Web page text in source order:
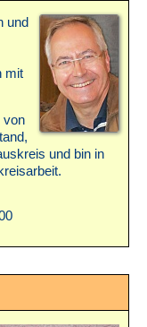
und
mit
von
und bin in